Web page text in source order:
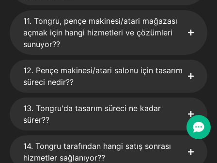
11. Tongru, pençe makinesi/atari mağazası
açmak için hangi hizmetleri ve çözümleri
sunuyor??
12. Pençe makinesi/atari salonu için tasarım
süreci nedir??
13. Tongru'da tasarım süreci ne kadar
sürer??
14. Tongru tarafından hangi satış sonrası
hizmetler sağlanıyor??